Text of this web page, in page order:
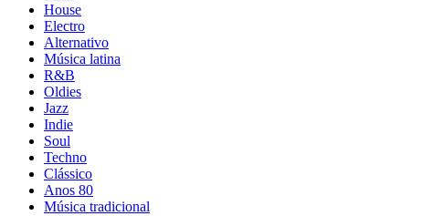
House
Electro
Alternativo
Música latina
R&B
Oldies
Jazz
Indie
Soul
Techno
Clássico
Anos 80
Música tradicional